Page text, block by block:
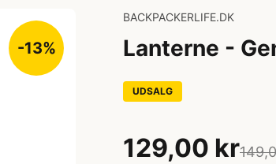
-13%
BACKPACKERLIFE.DK
Lanterne -
UDSALG
129,00 kr